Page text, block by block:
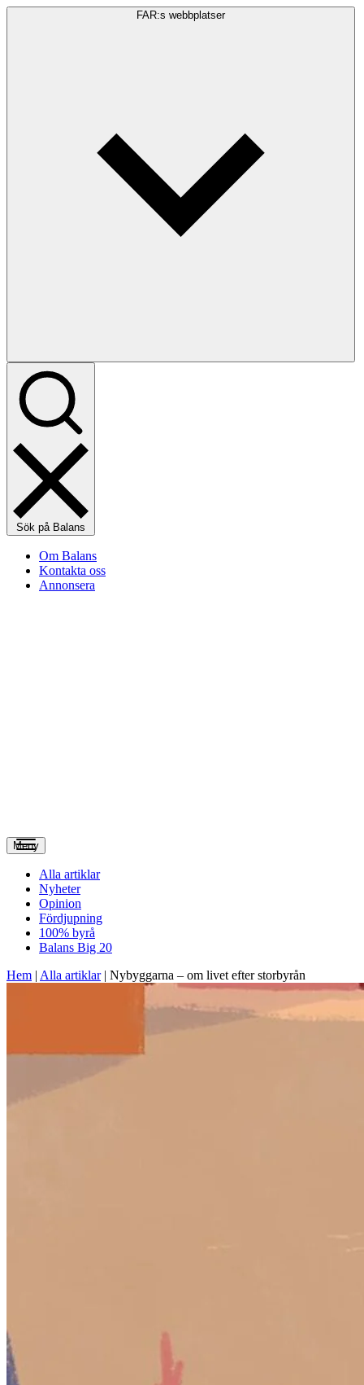
FAR:s webbplatser
Sök på Balans
Om Balans
Kontakta oss
Annonsera
Meny
Alla artiklar
Nyheter
Opinion
Fördjupning
100% byrå
Balans Big 20
Hem | Alla artiklar| Nybyggarna – om livet efter storbyrån